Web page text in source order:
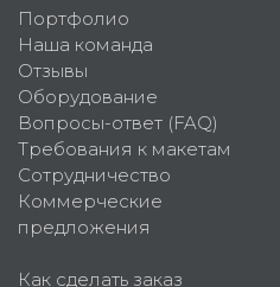
Портфолио
Наша команда
Отзывы
Оборудование
Вопросы-ответ (FAQ)
Требования к макетам
Сотрудничество
Коммерческие
предложения
Как сделать заказ